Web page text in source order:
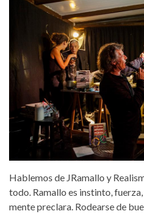
Hablemos de JRamallo y
todo. Ramallo es instinto,
mente preclara. Rodearse de